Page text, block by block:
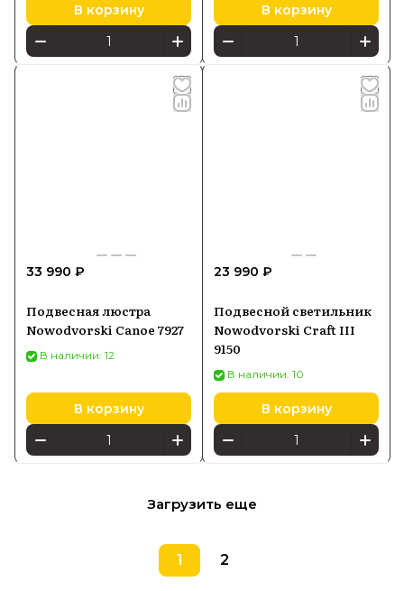
В корзину В корзину
33 990 ₽
Подвесная люстра
Nowodvorski Canoe 7927
В наличии: 12
В корзину
23 990 ₽
Подвесной светильник
Nowodvorski Craft III
9150
В наличии: 10
В корзину
Загрузить еще
1 2